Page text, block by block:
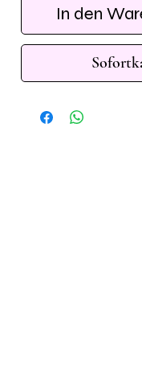
In den